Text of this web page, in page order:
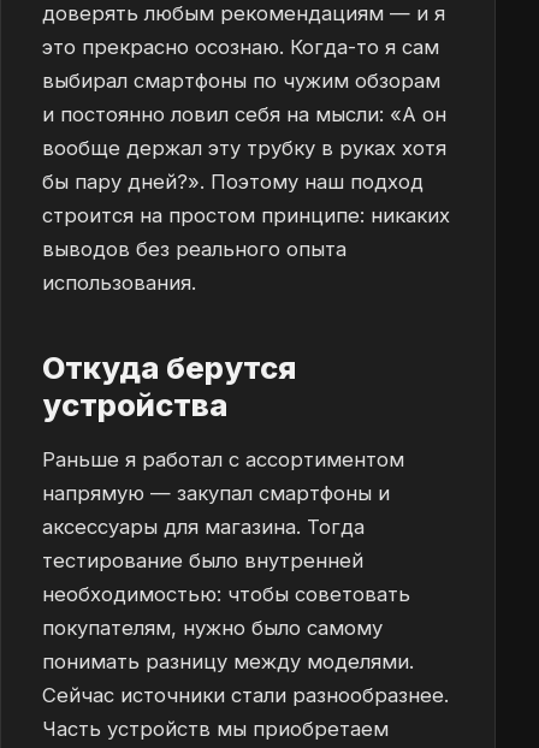
доверять любым рекомендациям — и я
это прекрасно осознаю. Когда-то я сам
выбирал смартфоны по чужим обзорам
и постоянно ловил себя на мысли: «А он
вообще держал эту трубку в руках хотя
бы пару дней?». Поэтому наш подход
строится на простом принципе: никаких
выводов без реального опыта
использования.
Откуда берутся
устройства
Раньше я работал с ассортиментом
напрямую — закупал смартфоны и
аксессуары для магазина. Тогда
тестирование было внутренней
необходимостью: чтобы советовать
покупателям, нужно было самому
понимать разницу между моделями.
Сейчас источники стали разнообразнее.
Часть устройств мы приобретаем